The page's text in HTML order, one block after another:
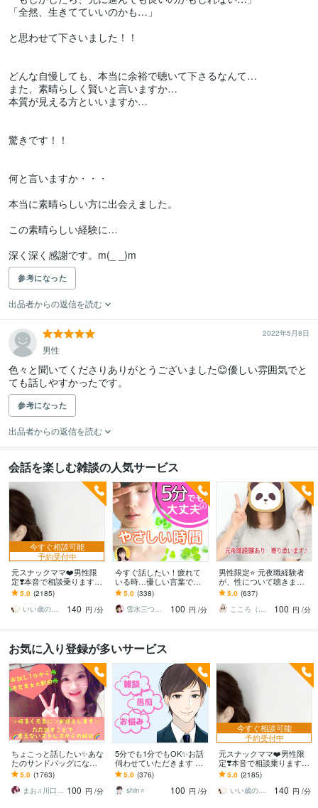
「全然、生きてていいのかも…」
と思わせて下さいました！！
どんな自慢しても、本当に余裕で聴いて下さるなんて…
また、素晴らしく賢いと言いますか…
本質が見える方といいますか…
驚きです！！
何と言いますか・・・
本当に素晴らしい方に出会えました。
この素晴らしい経験に…
深く深く感謝です。m(_ _)m
参考になった
出品者からの返信を読む
2022年5月8日
男性
色々と聞いてくださりありがとうございました😊優しい雰囲気でと
ても話しやすかったです。
参考になった
出品者からの返信を読む
会話を楽しむ雑談の人気サービス
今すぐ相談可能
予約受付中
元スナックママ❤️男性限
定❣️本音で相談乗ります
私に頼ってみませんか❤️
味方になります。
5.0 (2185)
いい歳のエリー♡
140 円 /分
今すぐ話したい！疲れて
いる時…優しい言葉で話
します 何でもどうぞ✨愚
痴/恋愛♡/雑談/寂しい/モ
ヤモヤ/楽しい♪
5.0 (338)
雪水三つ葉☘️あったかコミュニケーション
100 円 /分
男性限定⭐️ 元夜職経験者
が、性について聴きます
性のお悩みや好きな趣
味…安心して打ち明けて
ねʕ•ᴥ•ʔ
5.0 (637)
こころ（＾_＾）
100 円 /分
お気に入り登録が多いサービス
ちょこっと話したい✨あな
たのサンドバッグになり
ます 女性も大歓迎✨秘密
厳守☘️話すことでお気持
ちが晴れやかに☘️
5.0 (1763)
まお♫川口茉央♫ 100 円 /分
5分でも1分でもOK✨お話
伺わせていただきます 愚
痴・相談・雑談なんでも
お話ください♪
5.0 (376)
shin⭐️
100 円 /分
今すぐ相談可能
予約受付中
元スナックママ❤️男性限
定❣️本音で相談乗ります
私に頼ってみませんか❤️
味方になります。
5.0 (2185)
いい歳のエリー♡
140 円 /分